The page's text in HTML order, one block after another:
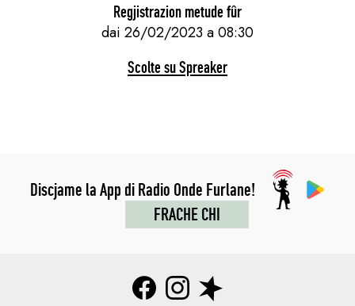
Regjistrazion metude fûr
dai 26/02/2023 a 08:30
Scolte su Spreaker
Discjame la App di Radio Onde Furlane!
FRACHE CHI